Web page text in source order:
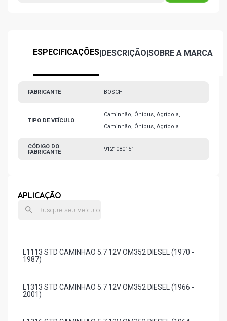
ESPECIFICAÇÕES|DESCRIÇÃO|SOBRE A MARCA
FABRICANTE BOSCH
TIPO DE VEÍCULO
Caminhão, Ônibus, Agrícola,
Caminhão, Ônibus, Agrícola
CÓDIGO DO
FABRICANTE
9121080151
APLICAÇÃO
L1113 STD CAMINHAO 5.7 12V OM352 DIESEL (1970 -
1987)
L1313 STD CAMINHAO 5.7 12V OM352 DIESEL (1966 -
2001)